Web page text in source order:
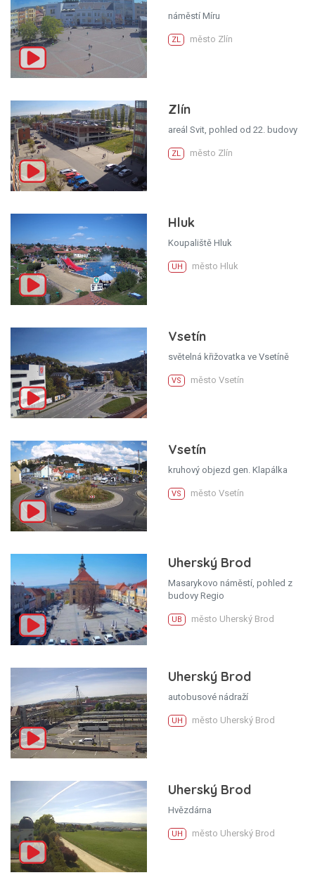
náměstí Míru
ZL město Zlín
Zlín
areál Svit, pohled od 22. budovy
ZL město Zlín
Hluk
Koupaliště Hluk
UH město Hluk
Vsetín
světelná křižovatka ve Vsetíně
VS město Vsetín
Vsetín
kruhový objezd gen. Klapálka
VS město Vsetín
Uherský Brod
Masarykovo náměstí, pohled z
budovy Regio
UB město Uherský Brod
Uherský Brod
autobusové nádraží
UH město Uherský Brod
Uherský Brod
Hvězdárna
UH město Uherský Brod